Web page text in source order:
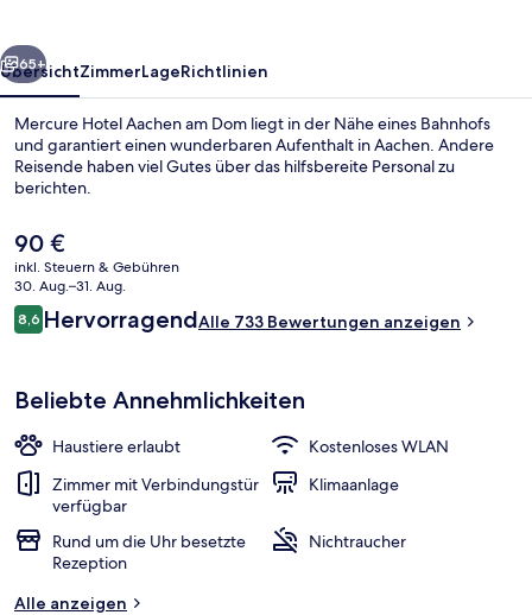
Blick von der Unterkunft
Weiter
65+
ÜbersichtZimmerLageRichtlinien
Mercure Hotel Aachen am Dom liegt in der Nähe eines Bahnhofs
und garantiert einen wunderbaren Aufenthalt in Aachen. Andere
Reisende haben viel Gutes über das hilfsbereite Personal zu
berichten.
Der
aktuelle
Preis
beträgt
90 €.
90 €
inkl. Steuern & Gebühren
30. Aug.–31. Aug.
Bewertungen
8,68,6 von 10.
HervorragendAlle 733 Bewertungen anzeigen
Beliebte Annehmlichkeiten
Haustiere erlaubt
Kostenloses WLAN
Zimmer mit Verbindungstür
verfügbar
Klimaanlage
Rund um die Uhr besetzte
Rezeption
Nichtraucher
Alle anzeigen